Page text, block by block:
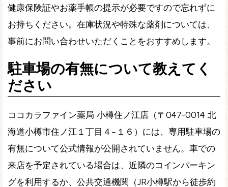
健康保険証やお薬手帳の提示が必要ですので忘れずに
お持ちください。在庫状況や特殊な薬剤については、
事前にお問い合わせいただくことをおすすめします。
駐車場の有無について教えてく
ださい
ココカラファイン薬局 小樽住ノ江店（〒047-0014 北
海道小樽市住ノ江１丁目４−１６）には、専用駐車場の
有無について公式情報が公開されていません。車での
来店を予定されている場合は、近隣のコインパーキン
グを利用するか、公共交通機関（JR小樽駅から徒歩約